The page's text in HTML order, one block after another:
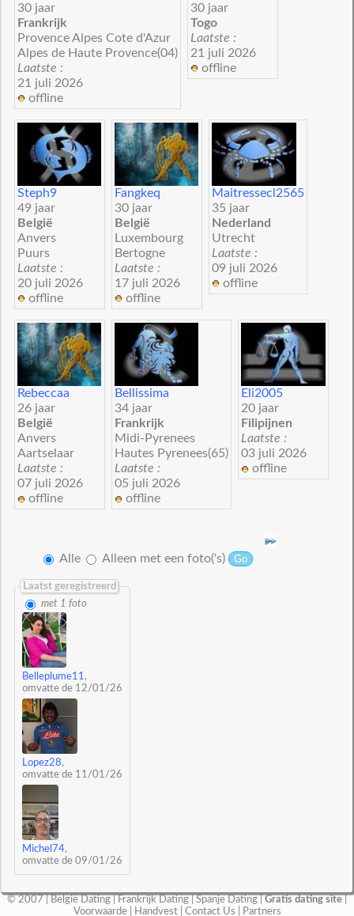
30 jaar
Frankrijk
Provence Alpes Cote d'Azur
Alpes de Haute Provence(04)
Laatste :
21 juli 2026
offline
30 jaar
Togo
Laatste :
21 juli 2026
offline
Steph9
49 jaar
België
Anvers
Puurs
Laatste :
20 juli 2026
offline
Fangkeq
30 jaar
België
Luxembourg
Bertogne
Laatste :
17 juli 2026
offline
Maitressecl2565
35 jaar
Nederland
Utrecht
Laatste :
09 juli 2026
offline
Rebeccaa
26 jaar
België
Anvers
Aartselaar
Laatste :
07 juli 2026
offline
Bellissima
34 jaar
Frankrijk
Midi-Pyrenees
Hautes Pyrenees(65)
Laatste :
05 juli 2026
offline
Eli2005
20 jaar
Filipijnen
Laatste :
03 juli 2026
offline
Alle Alleen met een foto('s)
Laatst geregistreerd
met 1 foto
Belleplume11 ,
omvatte de 12/01/26
Lopez28,
omvatte de 11/01/26
Michel74,
omvatte de 09/01/26
© 2007 | België Dating Frankrijk Dating Spanje Dating Gratis dating site
Voorwaarde| Handvest| Contact Us Partners